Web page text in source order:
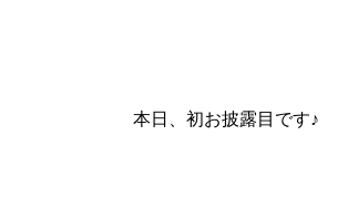
本日、初お披露目です♪